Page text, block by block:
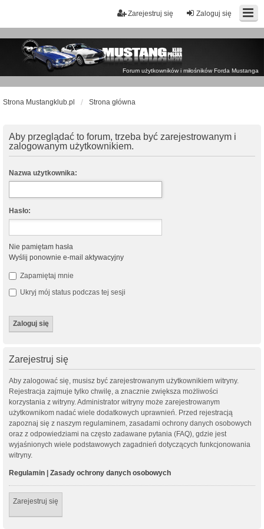
Zaloguj się
Zarejestruj się
Forum użytkowników i miłośników Forda Mustanga
Strona Mustangklub.pl Strona główna
Aby przeglądać to forum, trzeba być zarejestrowanym i
zalogowanym użytkownikiem.
Nazwa użytkownika:
Hasło:
Nie pamiętam hasła
Wyślij ponownie e-mail aktywacyjny
Zapamiętaj mnie
Ukryj mój status podczas tej sesji
Zarejestruj się
Aby zalogować się, musisz być zarejestrowanym użytkownikiem witryny.
Rejestracja zajmuje tylko chwilę, a znacznie zwiększa możliwości
korzystania z witryny. Administrator witryny może zarejestrowanym
użytkownikom nadać wiele dodatkowych uprawnień. Przed rejestracją
zapoznaj się z naszym regulaminem, zasadami ochrony danych osobowych
oraz z odpowiedziami na często zadawane pytania (FAQ), gdzie jest
wyjaśnionych wiele podstawowych zagadnień dotyczących funkcjonowania
witryny.
Regulamin | Zasady ochrony danych osobowych
Zarejestruj się